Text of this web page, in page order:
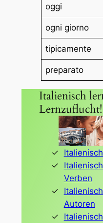
oggi
ogni giorno
tipicamente
preparato
Italienisch
Lernzuflucht!
Verben
Autoren